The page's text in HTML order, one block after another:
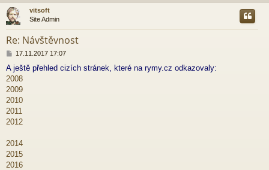
h
vitsoft
Site Admin
Re: Návštěvnost
P
í
s
p
ě
v
e
k
17.11.2017 17:07
A ještě přehled cizích stránek, které na rymy.cz odkazovaly:
2008
2009
2010
2011
2012
2014
2015
2016